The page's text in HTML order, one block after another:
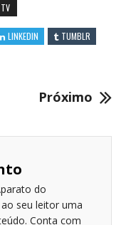
LINKEDIN
TUMBLR
Próximo
do
seu leitor uma
Conta com